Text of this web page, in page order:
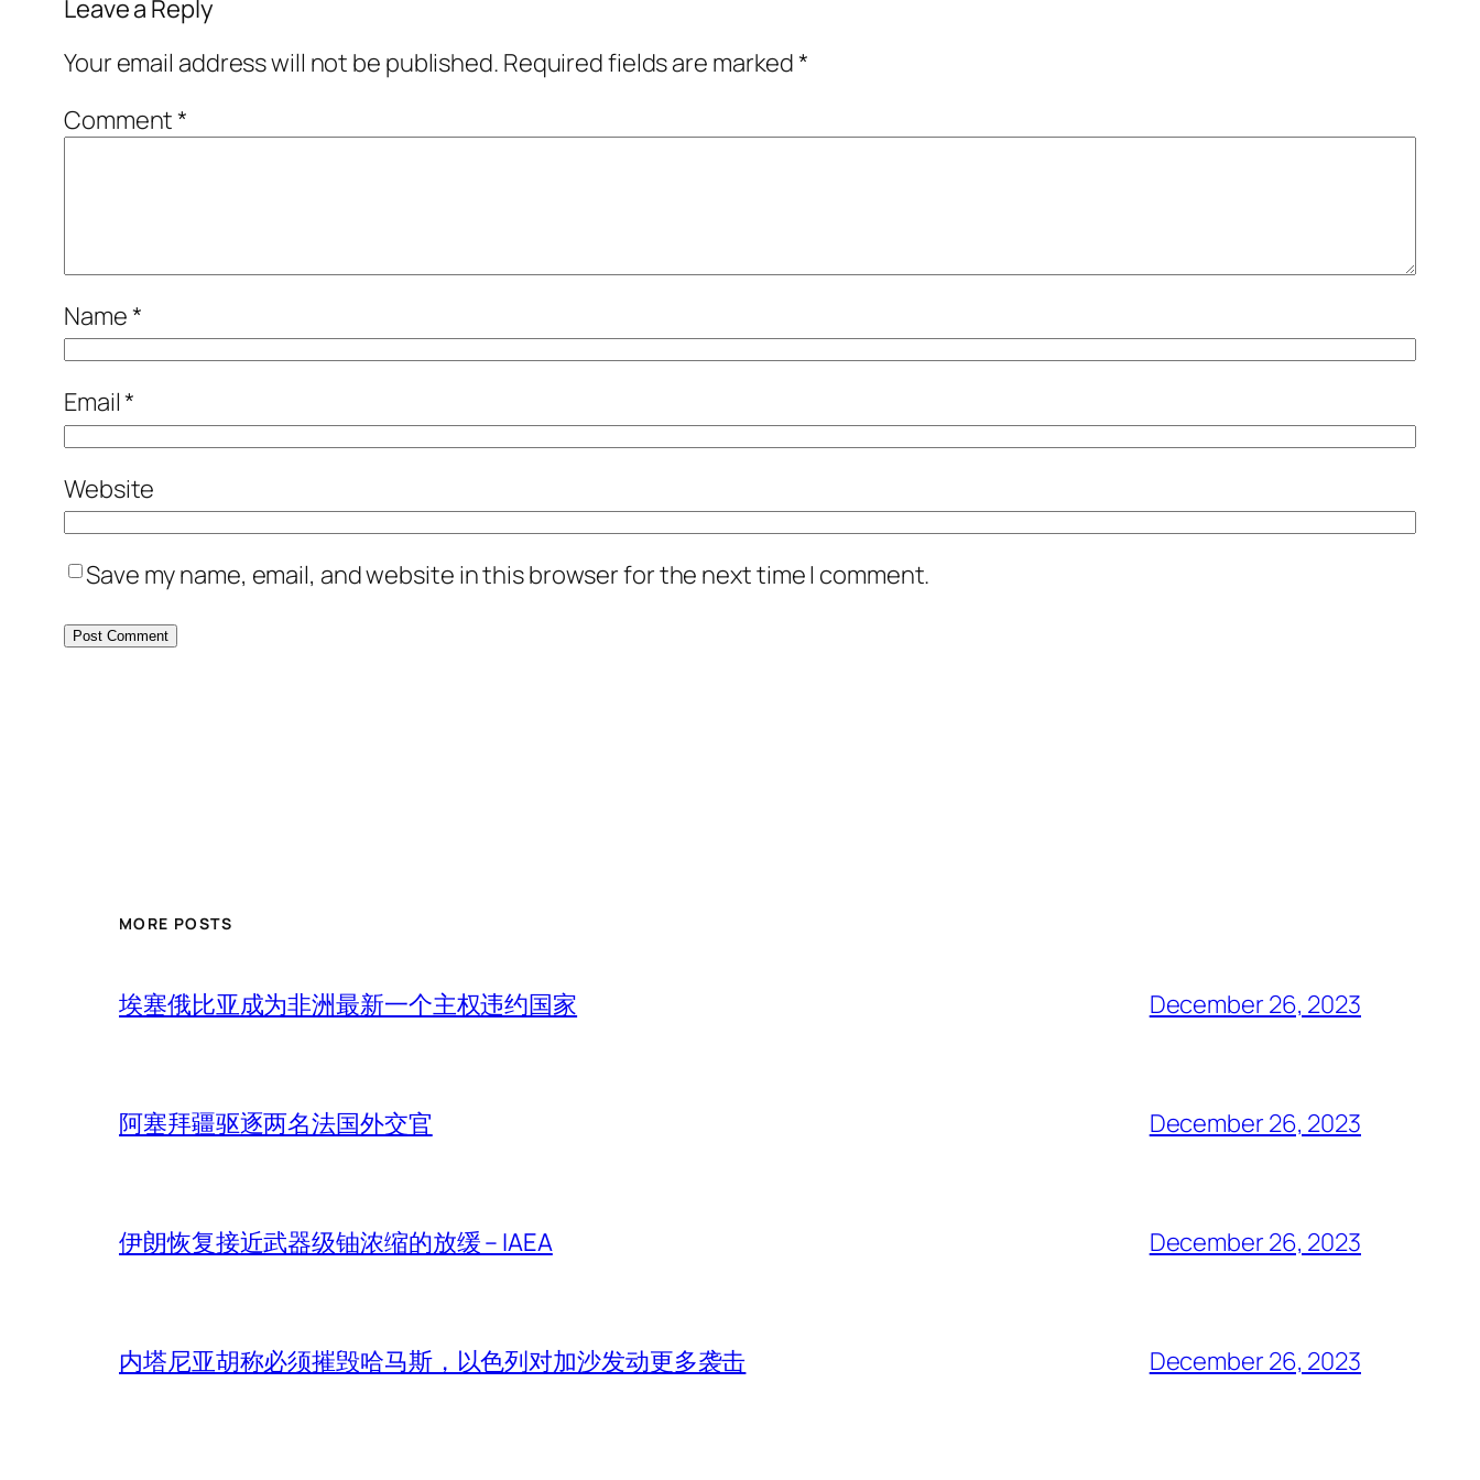
Leave a Reply
Your email address will not be published. Required fields are marked*
Comment*
Name*
Email*
Website
Save my name, email, and website in this browser for the next time I comment.
MORE POSTS
埃塞俄比亚成为非洲最新一个主权违约国家 December 26, 2023
阿塞拜疆驱逐两名法国外交官 December 26, 2023
伊朗恢复接近武器级铀浓缩的放缓 – IAEA December 26, 2023
内塔尼亚胡称必须摧毁哈马斯，以色列对加沙发动更多袭击 December 26, 2023